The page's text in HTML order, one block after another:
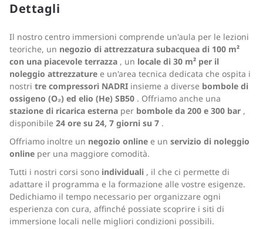
Dettagli
Il nostro centro immersioni comprende un'aula per le lezioni
teoriche, un negozio di attrezzatura subacquea di 100 m²
con una piacevole terrazza , un locale di 30 m² per il
noleggio attrezzature e un'area tecnica dedicata che ospita i
nostri tre compressori NADRI insieme a diverse bombole di
ossigeno (O₂) ed elio (He) SB50 . Offriamo anche una
stazione di ricarica esterna per bombole da 200 e 300 bar ,
disponibile 24 ore su 24, 7 giorni su 7 .
Offriamo inoltre un negozio online e un servizio di noleggio
online per una maggiore comodità.
Tutti i nostri corsi sono individuali , il che ci permette di
adattare il programma e la formazione alle vostre esigenze.
Dedichiamo il tempo necessario per organizzare ogni
esperienza con cura, affinché possiate scoprire i siti di
immersione locali nelle migliori condizioni possibili.